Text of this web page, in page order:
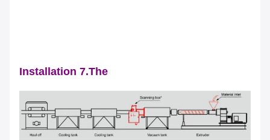
Wir rufen Sie bald zurück!
Installation 7.The